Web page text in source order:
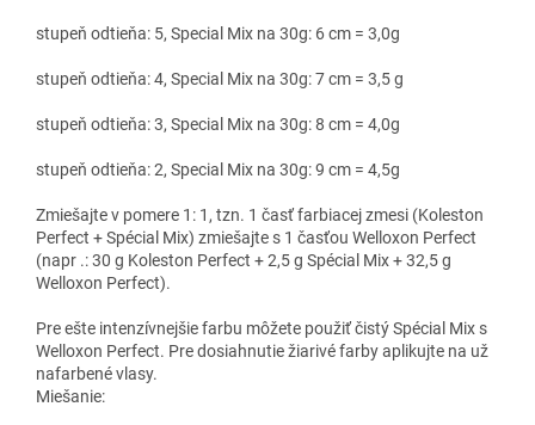
stupeň odtieňa: 5, Special Mix na 30g: 6 cm = 3,0g
stupeň odtieňa: 4, Special Mix na 30g: 7 cm = 3,5 g
stupeň odtieňa: 3, Special Mix na 30g: 8 cm = 4,0g
stupeň odtieňa: 2, Special Mix na 30g: 9 cm = 4,5g
Zmiešajte v pomere 1: 1, tzn. 1 časť farbiacej zmesi (Koleston
Perfect + Spécial Mix) zmiešajte s 1 časťou Welloxon Perfect
(napr .: 30 g Koleston Perfect + 2,5 g Spécial Mix + 32,5 g
Welloxon Perfect).
Pre ešte intenzívnejšie farbu môžete použiť čistý Spécial Mix s
Welloxon Perfect. Pre dosiahnutie žiarivé farby aplikujte na už
nafarbené vlasy.
Miešanie: